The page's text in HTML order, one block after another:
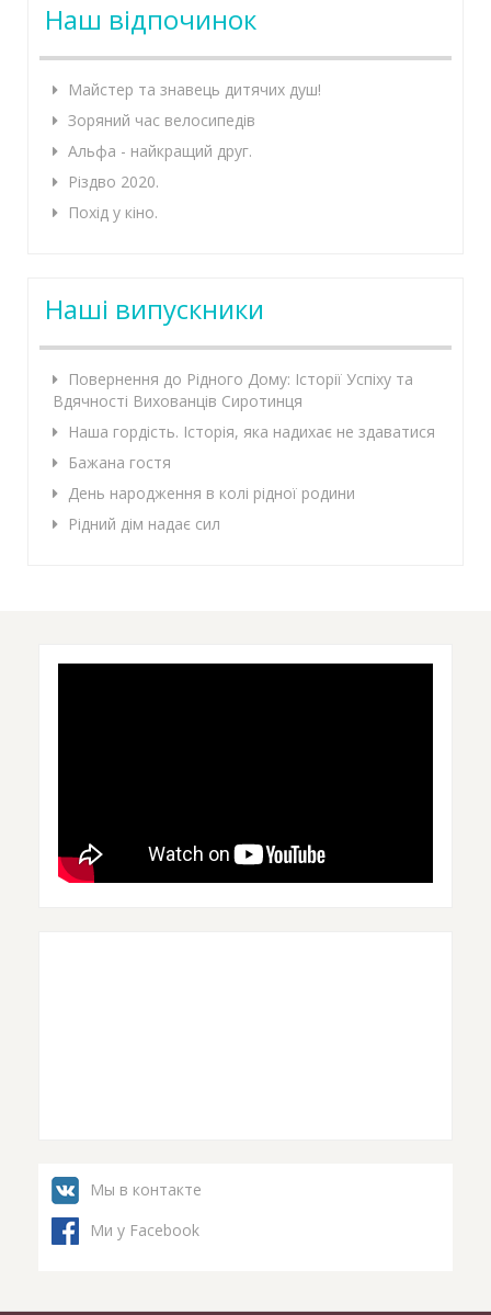
Наш відпочинок
Майстер та знавець дитячих душ!
Зоряний час велосипедів
Альфа - найкращий друг.
Різдво 2020.
Похід у кіно.
Наші випускники
Повернення до Рідного Дому: Історії Успіху та
Вдячності Вихованців Сиротинця
Наша гордість. Історія, яка надихає не здаватися
Бажана гостя
День народження в колі рідної родини
Рідний дім надає сил
Мы в контакте
Ми у Facebook